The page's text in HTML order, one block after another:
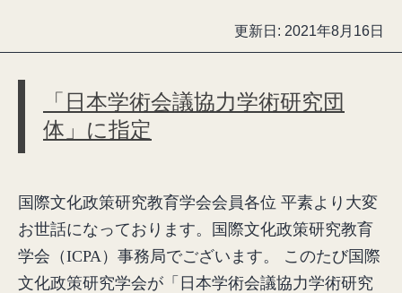
更新日: 2021年8月16日
「日本学術会議協力学術研究団
体」に指定
国際文化政策研究教育学会会員各位 平素より大変
お世話になっております。国際文化政策研究教育
学会（ICPA）事務局でございます。 このたび国際
文化政策研究学会が「日本学術会議協力学術研究